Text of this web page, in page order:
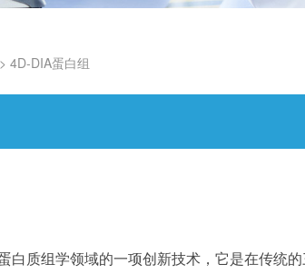
> 4D-DIA蛋白组
白质组学领域的一项创新技术，它是在传统